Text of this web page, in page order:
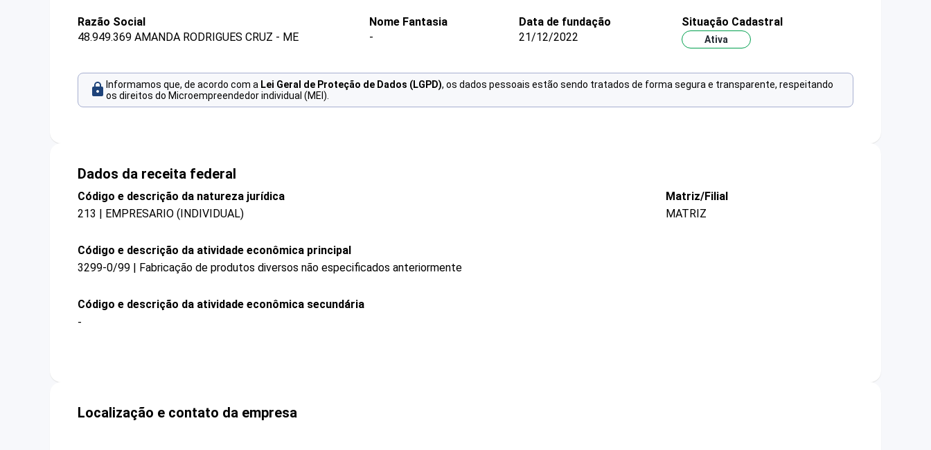
Razão Social
48.949.369 AMANDA RODRIGUES CRUZ - ME
Nome Fantasia
-
Data de fundação
21/12/2022
Situação Cadastral
Ativa
Informamos que, de acordo com a Lei Geral de Proteção de Dados (LGPD), os dados pessoais estão sendo tratados de forma segura e transparente, respeitando
os direitos do Microempreendedor individual (MEI).
Dados da receita federal
Código e descrição da natureza jurídica
213 | EMPRESARIO (INDIVIDUAL)
Matriz/Filial
MATRIZ
Código e descrição da atividade econômica principal
3299-0/99 | Fabricação de produtos diversos não especificados anteriormente
Código e descrição da atividade econômica secundária
-
Localização e contato da empresa